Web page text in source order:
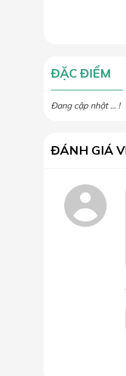
ĐẶC ĐIỂM
Đang cập nhật ... !
ĐÁNH GIÁ